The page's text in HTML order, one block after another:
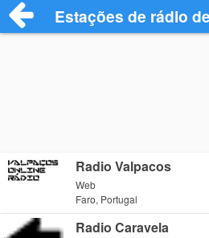
Estações de rádio
Radio Valpacos
Web
Faro, Portugal
Radio Caravela